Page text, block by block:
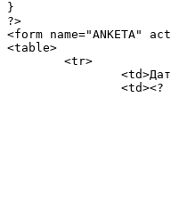
}
?>
<form name="ANKETA"
<table>